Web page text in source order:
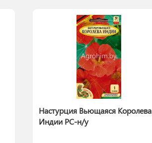
Настурция Вьющаяся Королева
Индии РС-н/у